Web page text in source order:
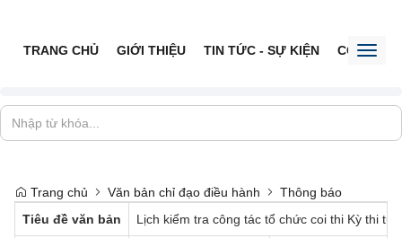
TRANG CHỦ GIỚI THIỆU TIN TỨC - SỰ KIỆN CỔNG
Trang chủ Văn bản chỉ đạo điều hành
Thông báo
Tiêu đề văn bản
Lịch kiểm tra công tác tổ chức coi thi Kỳ thi